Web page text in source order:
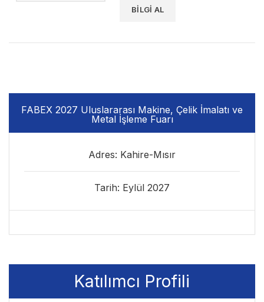
FABEX 2027 Uluslararası Makine, Çelik İmalatı ve
Metal İşleme Fuarı
Adres: Kahire-Mısır
Tarih: Eylül 2027
Katılımcı Profili